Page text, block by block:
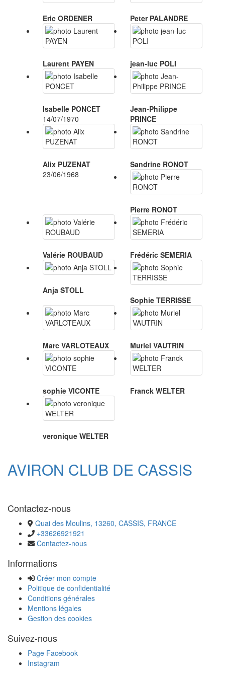
Eric ORDENER Peter PALANDRE
Laurent PAYEN jean-luc POLI
Isabelle PONCET
14/07/1970
Jean-Philippe
PRINCE
Alix PUZENAT
23/06/1968
Sandrine RONOT
Pierre RONOT
Valérie ROUBAUD Frédéric SEMERIA
Anja STOLL
Sophie TERRISSE
Marc VARLOTEAUX Muriel VAUTRIN
sophie VICONTE Franck WELTER
veronique WELTER
AVIRON CLUB DE CASSIS
Contactez-nous
Quai des Moulins, 13260, CASSIS, FRANCE
+33626921921
Contactez-nous
Informations
Créer mon compte
Politique de confidentialité
Conditions générales
Mentions légales
Gestion des cookies
Suivez-nous
Page Facebook
Instagram